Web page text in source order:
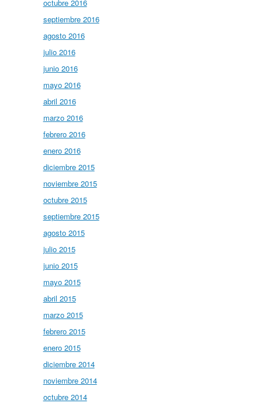
octubre 2016
septiembre 2016
agosto 2016
julio 2016
junio 2016
mayo 2016
abril 2016
marzo 2016
febrero 2016
enero 2016
diciembre 2015
noviembre 2015
octubre 2015
septiembre 2015
agosto 2015
julio 2015
junio 2015
mayo 2015
abril 2015
marzo 2015
febrero 2015
enero 2015
diciembre 2014
noviembre 2014
octubre 2014